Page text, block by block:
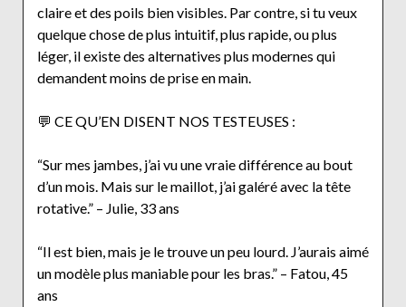
claire et des poils bien visibles. Par contre, si tu veux
quelque chose de plus intuitif, plus rapide, ou plus
léger, il existe des alternatives plus modernes qui
demandent moins de prise en main.
💬 CE QU’EN DISENT NOS TESTEUSES :
“Sur mes jambes, j’ai vu une vraie différence au bout
d’un mois. Mais sur le maillot, j’ai galéré avec la tête
rotative.” – Julie, 33 ans
“Il est bien, mais je le trouve un peu lourd. J’aurais aimé
un modèle plus maniable pour les bras.” – Fatou, 45
ans